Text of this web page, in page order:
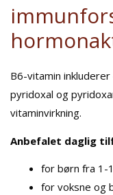
B6-vitamin
pyridoxal og
vitaminvirkning.
Anbefalet daglig
for børn fra 1-
for voksne og